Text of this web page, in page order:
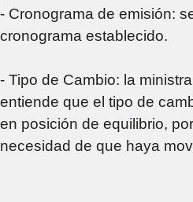
- Cronograma de emisión:
cronograma establecido.
- Tipo de Cambio: la
entiende que el tipo de
en posición de equilibrio,
necesidad de que haya